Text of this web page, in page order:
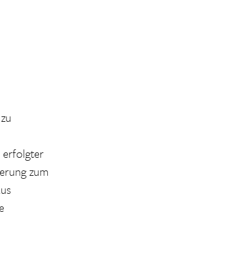
erfolgter
zum